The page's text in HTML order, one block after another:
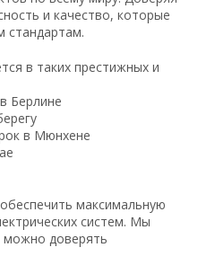
и качество, которые
стандартам.
в таких престижных и
Берлине
в Мюнхене
максимальную
систем. Мы
можно доверять